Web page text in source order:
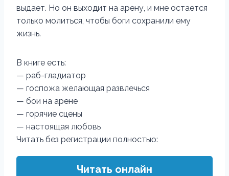
выдает. Но он выходит на арену, и мне остается
только молиться, чтобы боги сохранили ему
жизнь.
В книге есть:
— раб-гладиатор
— госпожа желающая развлечься
— бои на арене
— горячие сцены
— настоящая любовь
Читать без регистрации полностью:
Читать онлайн